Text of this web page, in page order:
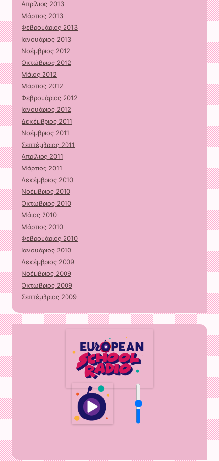
Απρίλιος 2013
Μάρτιος 2013
Φεβρουάριος 2013
Ιανουάριος 2013
Νοέμβριος 2012
Οκτώβριος 2012
Μάιος 2012
Μάρτιος 2012
Φεβρουάριος 2012
Ιανουάριος 2012
Δεκέμβριος 2011
Νοέμβριος 2011
Σεπτέμβριος 2011
Απρίλιος 2011
Μάρτιος 2011
Δεκέμβριος 2010
Νοέμβριος 2010
Οκτώβριος 2010
Μάιος 2010
Μάρτιος 2010
Φεβρουάριος 2010
Ιανουάριος 2010
Δεκέμβριος 2009
Νοέμβριος 2009
Οκτώβριος 2009
Σεπτέμβριος 2009